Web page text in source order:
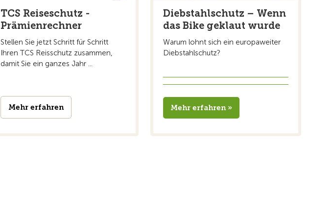
TCS Reiseschutz -
Prämienrechner
Stellen Sie jetzt Schritt für Schritt
Ihren TCS Reisschutz zusammen,
damit Sie ein ganzes Jahr ...
Mehr erfahren
Diebstahlschutz – Wenn
das Bike geklaut wurde
Warum lohnt sich ein europaweiter
Diebstahlschutz?
Mehr erfahren »